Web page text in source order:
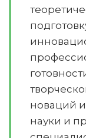
новаций
науки и